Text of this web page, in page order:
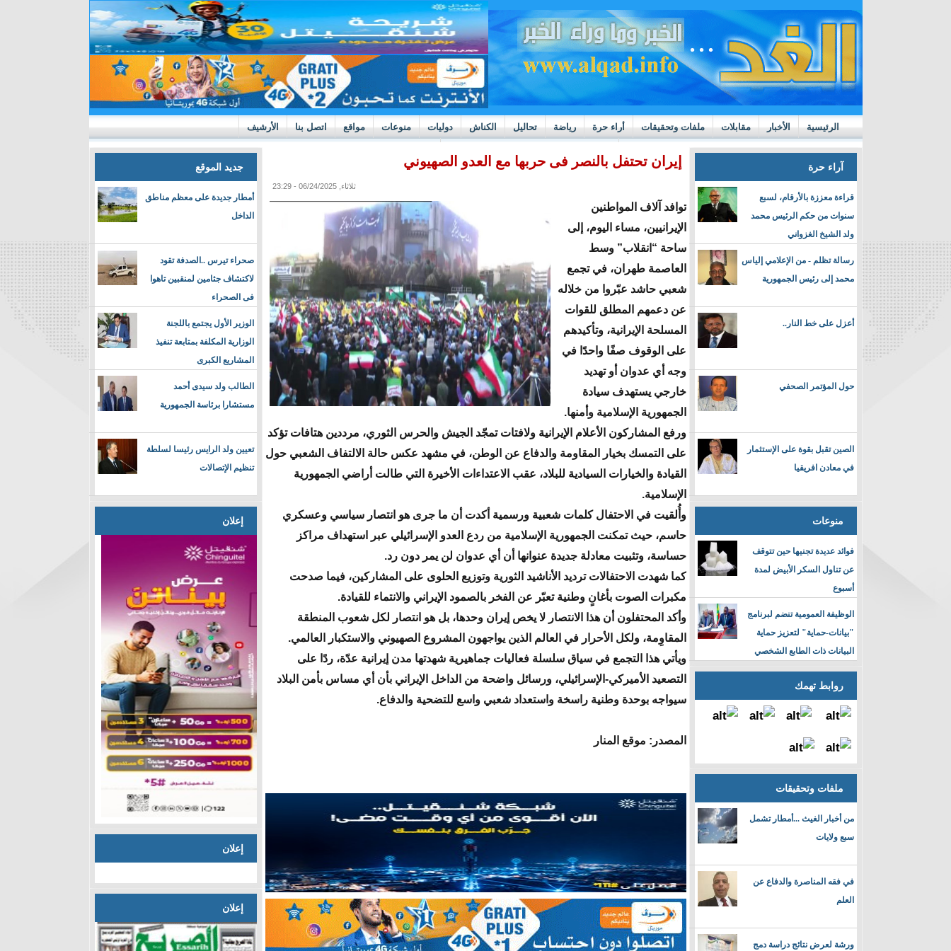
الرئيسية الأخبار مقابلات ملفات وتحقيقات أراء حرة رياضة تحاليل الكناش دوليات منوعات مواقع اتصل بنا الأرشيف
https://m.youtube.com/watch?v=GN10qW4W4hQ
آراء حرة
قراءة معززة بالأرقام، لسبع
سنوات من حكم الرئيس محمد
ولد الشيخ الغزواني
رسالة تظلم - من الإعلامي إلياس
محمد إلى رئيس الجمهورية
أعزل على خط النار..
حول المؤتمر الصحفي
الصين تقبل بقوة على الإستثمار
في معادن افريقيا
منوعات
فوائد عديدة تجنيها حين تتوقف
عن تناول السكر الأبيض لمدة
أسبوع
الوظيفة العمومية تنضم لبرنامج
"بيانات-حماية" لتعزيز حماية
البيانات ذات الطابع الشخصي
روابط تهمك
ملفات وتحقيقات
من أخبار الغيث ...أمطار تشمل
سبع ولايات
في فقه المناصرة والدفاع عن
العلم
ورشة لعرض نتائج دراسة دمج
إيران تحتفل بالنصر فى حربها مع العدو الصهيوني
ثلاثاء, 06/24/2025 - 23:29
توافد آلاف المواطنين
الإيرانيين، مساء اليوم، إلى
ساحة “انقلاب” وسط
العاصمة طهران، في تجمع
شعبي حاشد عبّروا من خلاله
عن دعمهم المطلق للقوات
المسلحة الإيرانية، وتأكيدهم
على الوقوف صفًا واحدًا في
وجه أي عدوان أو تهديد
خارجي يستهدف سيادة
الجمهورية الإسلامية وأمنها.
ورفع المشاركون الأعلام الإيرانية ولافتات تمجّد الجيش والحرس الثوري، مرددين هتافات تؤكد
على التمسك بخيار المقاومة والدفاع عن الوطن، في مشهد عكس حالة الالتفاف الشعبي حول
القيادة والخيارات السيادية للبلاد، عقب الاعتداءات الأخيرة التي طالت أراضي الجمهورية
الإسلامية.
وأُلقيت في الاحتفال كلمات شعبية ورسمية أكدت أن ما جرى هو انتصار سياسي وعسكري
حاسم، حيث تمكنت الجمهورية الإسلامية من ردع العدو الإسرائيلي عبر استهداف مراكز
حساسة، وتثبيت معادلة جديدة عنوانها أن أي عدوان لن يمر دون رد.
كما شهدت الاحتفالات ترديد الأناشيد الثورية وتوزيع الحلوى على المشاركين، فيما صدحت
مكبرات الصوت بأغانٍ وطنية تعبّر عن الفخر بالصمود الإيراني والانتماء للقيادة.
وأكد المحتفلون أن هذا الانتصار لا يخص إيران وحدها، بل هو انتصار لكل شعوب المنطقة
المقاوِمة، ولكل الأحرار في العالم الذين يواجهون المشروع الصهيوني والاستكبار العالمي.
ويأتي هذا التجمع في سياق سلسلة فعاليات جماهيرية شهدتها مدن إيرانية عدّة، ردًا على
التصعيد الأميركي-الإسرائيلي، ورسائل واضحة من الداخل الإيراني بأن أي مساس بأمن البلاد
سيواجه بوحدة وطنية راسخة واستعداد شعبي واسع للتضحية والدفاع.
المصدر: موقع المنار
جديد الموقع
أمطار جديدة على معظم مناطق
الداخل
صحراء تيرس ..الصدفة تقود
لاكتشاف جثامين لمنقبين تاهوا
فى الصحراء
الوزير الأول يجتمع باللجنة
الوزارية المكلفة بمتابعة تنفيذ
المشاريع الكبرى
الطالب ولد سيدى أحمد
مستشارا برئاسة الجمهورية
تعيين ولد الرايس رئيسا لسلطة
تنظيم الإتصالات
إعلان
إعلان
إعلان